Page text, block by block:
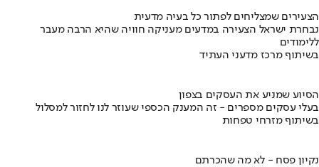
הצעירים שמצליחים לפתור כל בעיה מדעית
נבחרת ישראל הצעירה במדעים מעניקה חוויה שהיא הרבה מעבר
ללימודים
בשיתוף מרכז מדעני העתיד
הסיוע שמניע את העסקים בצפון
בעלי עסקים מספרים - זה המענק הכספי שעוזר לנו לחזור למסלול
בשיתוף מזרחי טפחות
נקיון פסח - לא מה שהכרתם